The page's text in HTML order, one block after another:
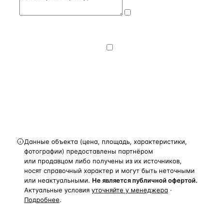
Данные объекта (цена, площадь, характеристики,
фотографии) предоставлены партнёром
или продавцом либо получены из их источников,
носят справочный характер и могут быть неточными
или неактуальными. Не является публичной офертой.
Актуальные условия уточняйте у менеджера ·
Подробнее.